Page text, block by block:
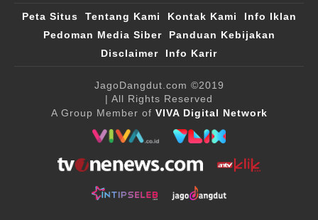
Peta Situs Tentang Kami Kontak Kami
Info Iklan
Pedoman Media Siber
Panduan Kebijakan
Disclaimer
Info Karir
JagoDangdut.com ©2019
| All Rights Reserved
A Group Member of VIVA Digital Network